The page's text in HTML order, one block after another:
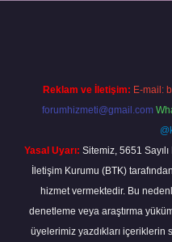
Reklam ve İletişim: E-mail:
forumhizmeti@gmail.com
Yasal Uyarı: Sitemiz, 5651
İletişim Kurumu (BTK)
hizmet vermektedir. Bu
denetleme veya araştırma
üyelerimiz yazdıkları içeriklerin